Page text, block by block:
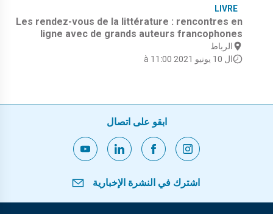
LIVRE
Les rendez-vous de la littérature : rencontres en
ligne avec de grands auteurs francophones
الرباط
ال 10 يونيو 2021 à 11:00
ابقو على اتصال
اشترك في النشرة الإخبارية